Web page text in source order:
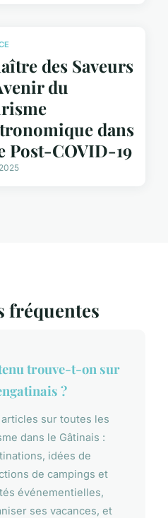
des Saveurs
du
dans
Post-COVID-19
fréquentes
trouve-t-on sur
?
sur toutes les
dans le Gâtinais :
idées de
de campings et
événementielles,
ses vacances, et